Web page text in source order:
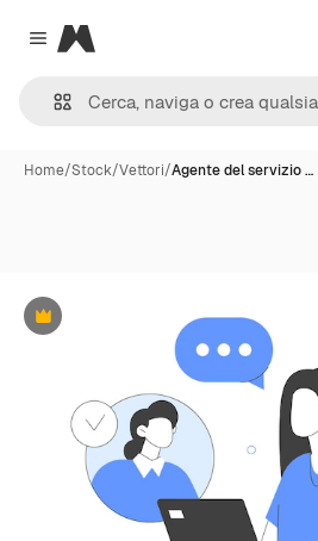
Close menu
Magnific
Home/Stock/Vettori/Agente del servizio …
Premium